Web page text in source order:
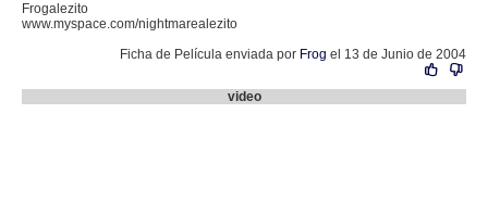
Frogalezito
www.myspace.com/nightmarealezito
Ficha de Película enviada por Frog el 13 de Junio de 2004
video